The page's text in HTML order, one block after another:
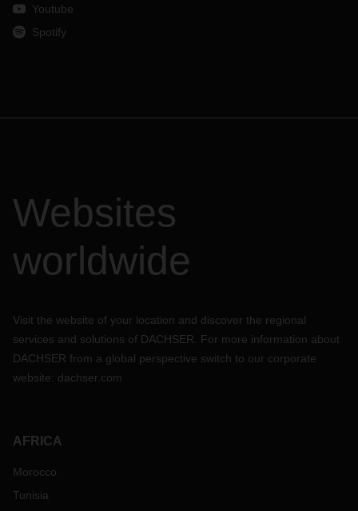
Youtube
Spotify
Websites
worldwide
Visit the website of your location and discover the regional
services and solutions of DACHSER. For more information about
DACHSER from a global perspective switch to our corporate
website: dachser.com
AFRICA
Morocco
Tunisia